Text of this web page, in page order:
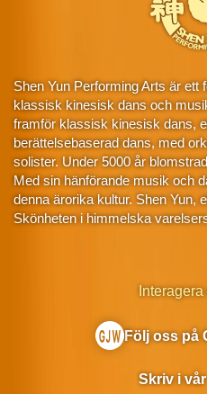
Shen Yun Performing Arts är ett
klassisk kinesisk dans och
framför klassisk kinesisk dans,
berättelsebaserad dans, med
solister. Under 5000 år
Med sin hänförande musik och
denna ärorika kultur. Shen Yun,
Skönheten i himmelska
Följ oss på
Skriv i